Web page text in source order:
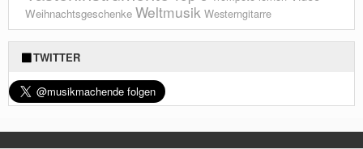
Weihnachtsgeschenke Weltmusik Westerngitarre
TWITTER